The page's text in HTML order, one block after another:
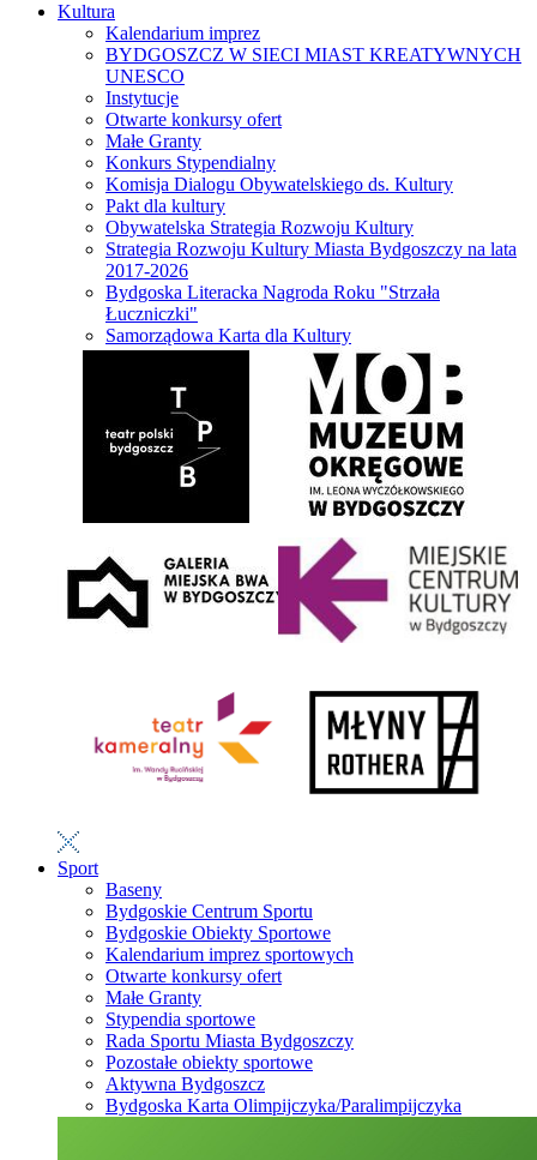
Kultura
Kalendarium imprez
BYDGOSZCZ W SIECI MIAST KREATYWNYCH
UNESCO
Instytucje
Otwarte konkursy ofert
Małe Granty
Konkurs Stypendialny
Komisja Dialogu Obywatelskiego ds. Kultury
Pakt dla kultury
Obywatelska Strategia Rozwoju Kultury
Strategia Rozwoju Kultury Miasta Bydgoszczy na lata
2017-2026
Bydgoska Literacka Nagroda Roku "Strzała
Łuczniczki"
Samorządowa Karta dla Kultury
Sport
Baseny
Bydgoskie Centrum Sportu
Bydgoskie Obiekty Sportowe
Kalendarium imprez sportowych
Otwarte konkursy ofert
Małe Granty
Stypendia sportowe
Rada Sportu Miasta Bydgoszczy
Pozostałe obiekty sportowe
Aktywna Bydgoszcz
Bydgoska Karta Olimpijczyka/Paralimpijczyka